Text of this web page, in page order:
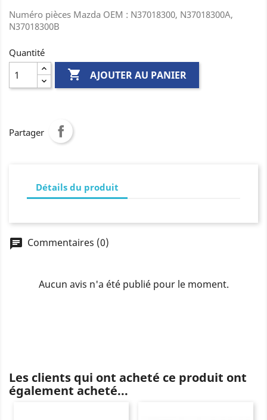
Numéro pièces Mazda OEM : N37018300, N37018300A,
N37018300B
Quantité
 AJOUTER AU PANIER
Partager
Détails du produit
chat Commentaires (0)
Aucun avis n'a été publié pour le moment.
Les clients qui ont acheté ce produit ont
également acheté...